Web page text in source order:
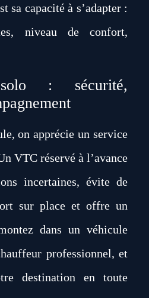
sa capacité à s’adapter :
niveau de confort,
solo : sécurité,
on apprécieun service
VTC réservé à l’avance
incertaines, évite de
sur place et offre un
dans un véhicule
professionnel, et
destination en toute